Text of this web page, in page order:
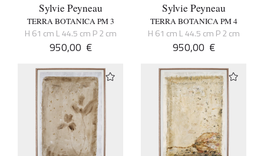
Sylvie Peyneau
TERRA BOTANICA PM 3
H 61 cm L 44.5 cm P 2 cm
950,00 €
Sylvie Peyneau
TERRA BOTANICA PM 4
H 61 cm L 44.5 cm P 2 cm
950,00 €